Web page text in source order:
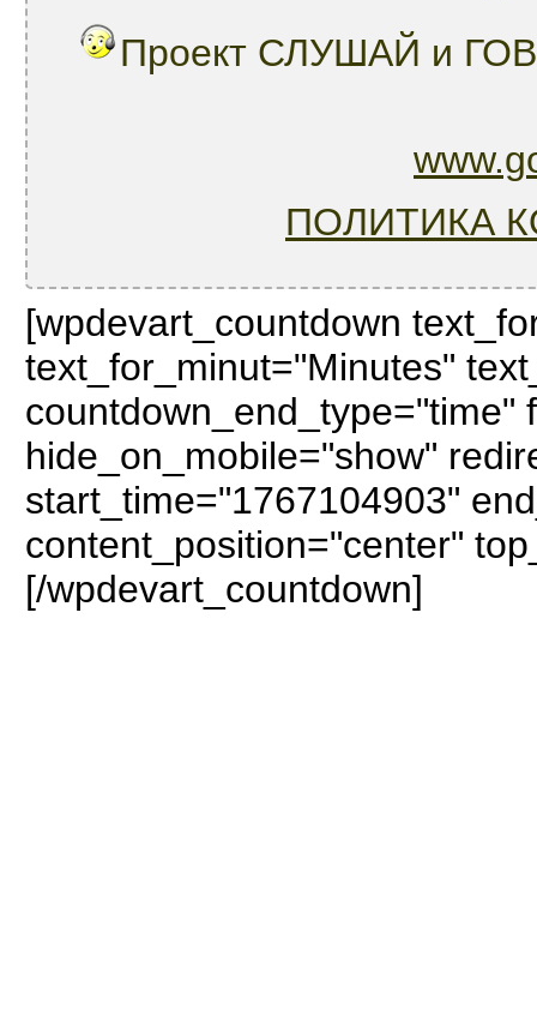
Проект СЛУШАЙ и
ПОЛИТИКА
[wpdevart_countdown
text_for_minut="Minutes"
countdown_end_type="time"
hide_on_mobile="show"
start_time="1767104903"
content_position="center"
[/wpdevart_countdown]